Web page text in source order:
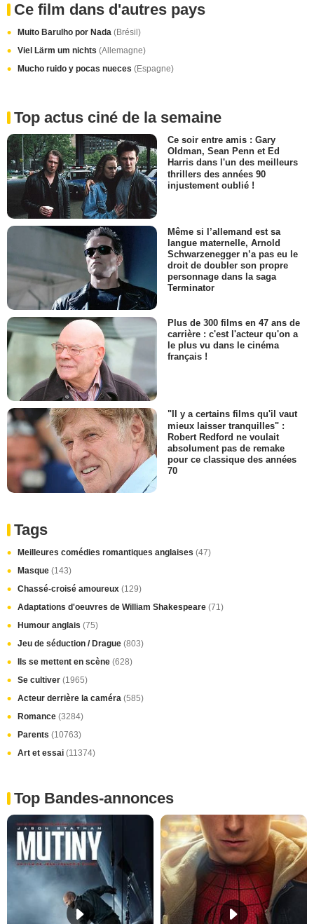
Ce film dans d'autres pays
Muito Barulho por Nada (Brésil)
Viel Lärm um nichts (Allemagne)
Mucho ruido y pocas nueces (Espagne)
Top actus ciné de la semaine
Ce soir entre amis : Gary
Oldman, Sean Penn et Ed
Harris dans l'un des meilleurs
thrillers des années 90
injustement oublié !
Même si l’allemand est sa
langue maternelle, Arnold
Schwarzenegger n’a pas eu le
droit de doubler son propre
personnage dans la saga
Terminator
Plus de 300 films en 47 ans de
carrière : c'est l'acteur qu'on a
le plus vu dans le cinéma
français !
"Il y a certains films qu'il vaut
mieux laisser tranquilles" :
Robert Redford ne voulait
absolument pas de remake
pour ce classique des années
70
Tags
Meilleures comédies romantiques anglaises (47)
Masque (143)
Chassé-croisé amoureux (129)
Adaptations d'oeuvres de William Shakespeare (71)
Humour anglais (75)
Jeu de séduction / Drague (803)
Ils se mettent en scène (628)
Se cultiver (1965)
Acteur derrière la caméra (585)
Romance (3284)
Parents (10763)
Art et essai (11374)
Top Bandes-annonces